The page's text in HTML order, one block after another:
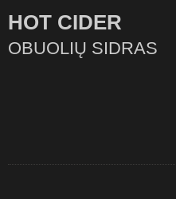
HOT CIDER
OBUOLIŲ SIDRAS